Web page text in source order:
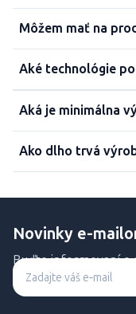
Môžem mať na
Aké technológie
Aká je minimálna
Ako dlho trvá
Novinky e-
Buďte informovaní o